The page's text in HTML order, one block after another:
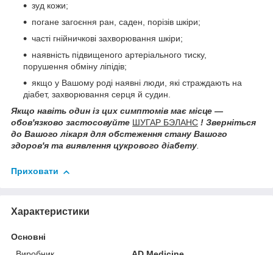
зуд кожи;
погане загоєння ран, саден, порізів шкіри;
часті гнійничкові захворювання шкіри;
наявність підвищеного артеріального тиску,
порушення обміну ліпідів;
якщо у Вашому роді наявні люди, які страждають на
діабет, захворювання серця й судин.
Якщо навіть один із цих симптомів має місце —
обов'язково застосовуйте ШУГАР БЭЛАНС ! Зверніться
до Вашого лікаря для обстеження стану Вашого
здоров'я та виявлення цукрового діабету.
Приховати
Характеристики
Основні